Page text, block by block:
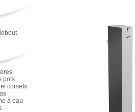
pots
corsets
à eau